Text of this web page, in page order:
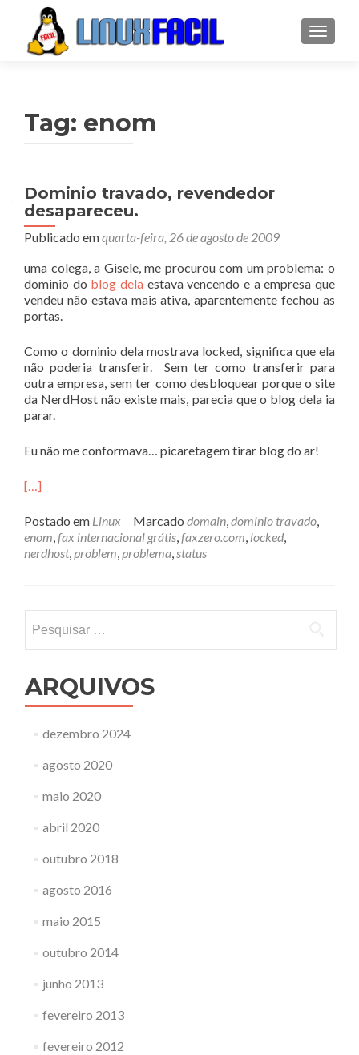
Tag: enom
Dominio travado, revendedor
desapareceu.
Publicado emquarta-feira, 26 de agosto de 2009
uma colega, a Gisele, me procurou com um problema: o
dominio do blog dela estava vencendo e a empresa que
vendeu não estava mais ativa, aparentemente fechou as
portas.
Como o dominio dela mostrava locked, significa que ela
não poderia transferir. Sem ter como transferir para
outra empresa, sem ter como desbloquear porque o site
da NerdHost não existe mais, parecia que o blog dela ia
parar.
Eu não me conformava… picaretagem tirar blog do ar!
[…]
Postado em Linux Marcado domain,dominio travado,
enom,fax internacional grátis,faxzero.com, locked,
nerdhost,problem,problema,status
por:
ARQUIVOS
dezembro 2024
agosto 2020
maio 2020
abril 2020
outubro 2018
agosto 2016
maio 2015
outubro 2014
junho 2013
fevereiro 2013
fevereiro 2012